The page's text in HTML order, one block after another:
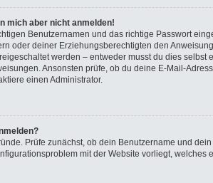
mich aber nicht anmelden!
Benutzernamen und das richtige Passwort
oder deiner Erziehungsberechtigten den
werden – entweder musst du dies
Ansonsten prüfe, ob du deine E-Mail-
einen Administrator.
Prüfe zunächst, ob dein Benutzername und
mit der Website vorliegt, welches